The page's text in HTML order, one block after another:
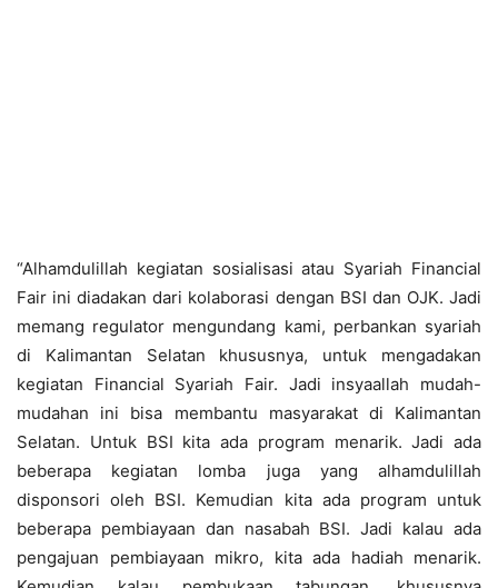
“Alhamdulillah kegiatan sosialisasi atau Syariah Financial
Fair ini diadakan dari kolaborasi dengan BSI dan OJK. Jadi
memang regulator mengundang kami, perbankan syariah
di Kalimantan Selatan khususnya, untuk mengadakan
kegiatan Financial Syariah Fair. Jadi insyaallah mudah-
mudahan ini bisa membantu masyarakat di Kalimantan
Selatan. Untuk BSI kita ada program menarik. Jadi ada
beberapa kegiatan lomba juga yang alhamdulillah
disponsori oleh BSI. Kemudian kita ada program untuk
beberapa pembiayaan dan nasabah BSI. Jadi kalau ada
pengajuan pembiayaan mikro, kita ada hadiah menarik.